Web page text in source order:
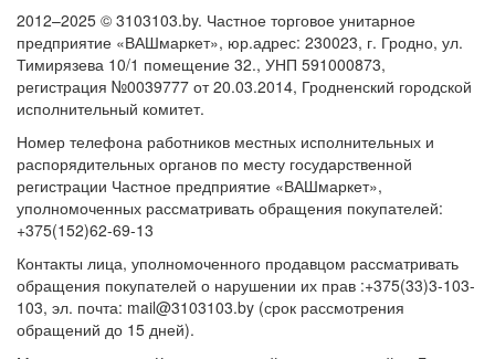
2012–2025 © 3103103.by. Частное торговое унитарное
предприятие «ВАШмаркет», юр.адрес: 230023, г. Гродно, ул.
Тимирязева 10/1 помещение 32., УНП 591000873,
регистрация №0039777 от 20.03.2014, Гродненский городской
исполнительный комитет.
Номер телефона работников местных исполнительных и
распорядительных органов по месту государственной
регистрации Частное предприятие «ВАШмаркет»,
уполномоченных рассматривать обращения покупателей:
+375(152)62-69-13
Контакты лица, уполномоченного продавцом рассматривать
обращения покупателей о нарушении их прав :+375(33)3-103-
103, эл. почта: mail@3103103.by (срок рассмотрения
обращений до 15 дней).